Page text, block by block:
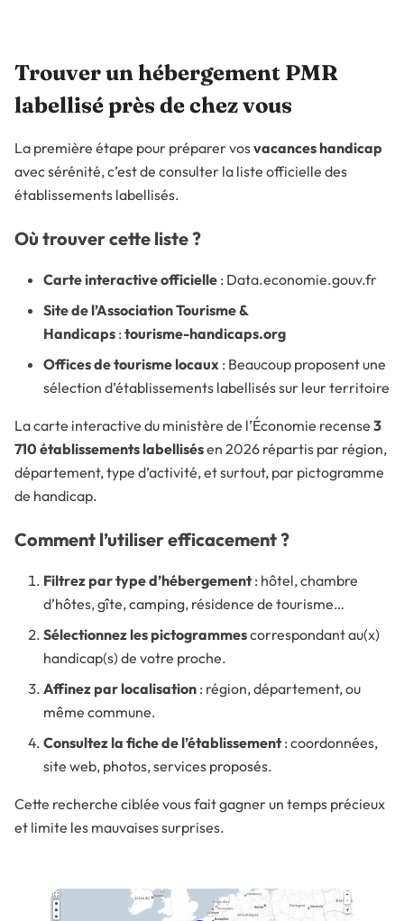
Trouver un hébergement PMR
labellisé près de chez vous
La première étape pour préparer vosvacances handicap
avec sérénité, c’est de consulter la liste officielle des
établissements labellisés.
Où trouver cette liste ?
Carte interactive officielle : Data.economie.gouv.fr
Site de l’Association Tourisme &
Handicaps : tourisme-handicaps.org
Offices de tourisme locaux : Beaucoup proposent une
sélection d’établissements labellisés sur leur territoire
La carte interactive du ministère de l’Économie recense 3
710 établissements labellisésen 2026 répartis par région,
département, type d’activité, et surtout, par pictogramme
de handicap.
Comment l’utiliser efficacement ?
Filtrez par type d’hébergement: hôtel, chambre
d’hôtes, gîte, camping, résidence de tourisme…
Sélectionnez les pictogrammescorrespondant au(x)
handicap(s) de votre proche.
Affinez par localisation : région, département, ou
même commune.
Consultez la fiche de l’établissement: coordonnées,
site web, photos, services proposés.
Cette recherche ciblée vous fait gagner un temps précieux
et limite les mauvaises surprises.